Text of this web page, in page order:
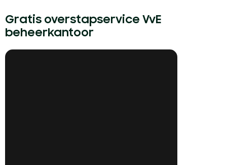
Gratis overstapservice VvE
beheerkantoor